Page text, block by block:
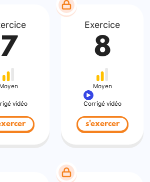
7
Moyen
vidéo
Exercice
8
Moyen
Corrigé vidéo
s'exercer